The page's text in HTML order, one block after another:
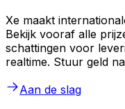
Xe maakt
Bekijk vooraf alle
schattingen voor
realtime. Stuur geld
Aan de slag